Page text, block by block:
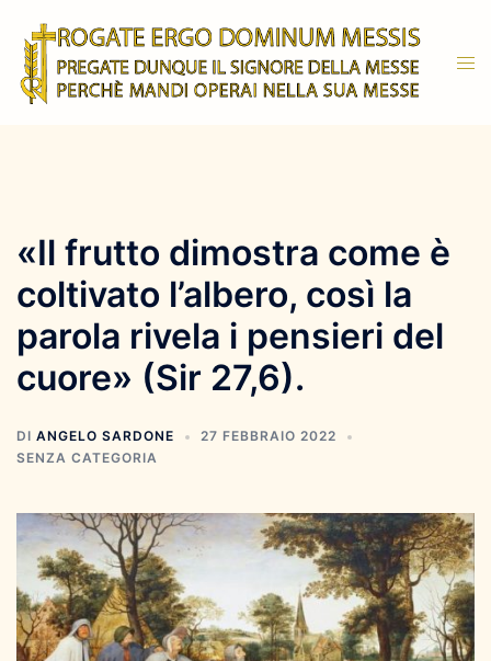
contenuto
«Il frutto dimostra come è
coltivato l’albero, così la
parola rivela i pensieri del
cuore» (Sir 27,6).
DI ANGELO SARDONE
27 FEBBRAIO 2022
SENZA CATEGORIA